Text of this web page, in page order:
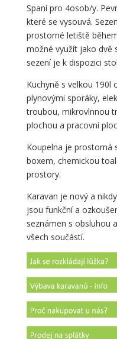
Spaní pro 4osob/y.
které se vysouvá.
prostorné letiště
možné využít jako dvě
sezení je k dispozici
Kuchyně s velkou 190l
plynovými sporáky,
troubou, mikrovlnnou
plochou a pracovní
Koupelna je prostorná
boxem, chemickou
prostory.
Karavan je nový a
jsou funkční a
seznámen s obsluhou
všech součástí.